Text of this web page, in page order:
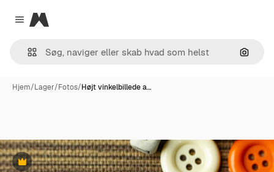
Close menu
Magnific
Søg
Hjem/Lager/Fotos/Højt vinkelbillede a…
Præmie